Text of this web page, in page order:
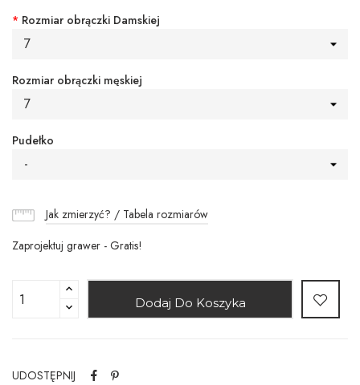
* Rozmiar obrączki Damskiej
7
Rozmiar obrączki męskiej
7
Pudełko
-
Jak zmierzyć? / Tabela rozmiarów
Zaprojektuj grawer - Gratis!
Dodaj Do Koszyka
UDOSTĘPNIJ